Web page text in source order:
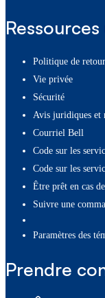
Ressources
Politique de
Vie privée
Sécurité
Avis juridiques et
Courriel Bell
Code sur les
Code sur les
Être prêt en cas
Suivre une
paramètres des
Prendre